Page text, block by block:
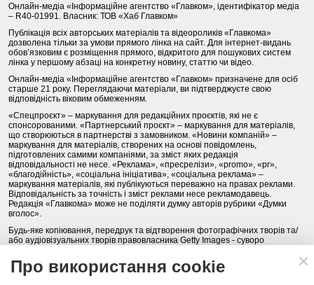
Онлайн-медіа «Інформаційне агентство «Главком», ідентифікатор медіа
– R40-01991. Власник: ТОВ «Хаб Главком»
Публікація всіх авторських матеріалів та відеороликів «Главкома»
дозволена тільки за умови прямого лінка на сайт. Для інтернет-видань
обов’язковим є розміщення прямого, відкритого для пошукових систем
лінка у першому абзаці на конкретну новину, статтю чи відео.
Онлайн-медіа «Інформаційне агентство «Главком» призначене для осіб
старше 21 року. Переглядаючи матеріали, ви підтверджуєте свою
відповідність віковим обмеженням.
«Спецпроєкт» – маркування для редакційних проєктів, які не є
спонсорованими. «Партнерський проєкт» – маркування для матеріалів,
що створюються в партнерстві з замовником. «Новини компаній» –
маркування для матеріалів, створених на основі повідомлень,
підготовлених самими компаніями, за зміст яких редакція
відповідальності не несе. «Реклама», «пресрелізи», «promo», «pr»,
«благодійність», «соціальна ініціатива», «соціальна реклама» –
маркування матеріалів, які публікуються переважно на правах реклами.
Відповідальність за точність і зміст реклами несе рекламодавець.
Редакція «Главкома» може не поділяти думку авторів рубрики «Думки
вголос».
Будь-яке копіювання, передрук та відтворення фотографічних творів та/
або аудіовізуальних творів правовласника Getty Images - суворо
Політика конфіденційності (Privacy Policy). Правила сайту
Про використання cookie